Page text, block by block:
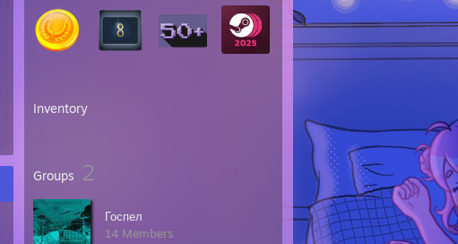
Inventory
Groups 2
Госпел
14 Members